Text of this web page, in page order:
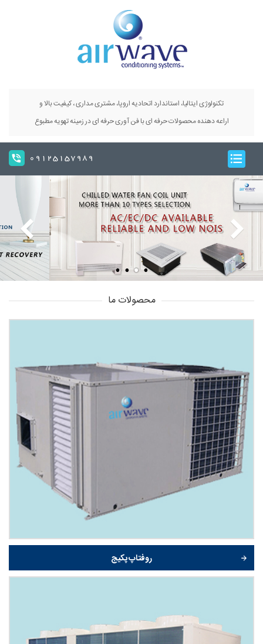
تکنولوژی ایتالیا، استاندارد اتحادیه اروپا، مشتری مداری ، کیفیت بالا و
اراعه دهنده محصولات حرفه ای با فن آوری حرفه ای در زمینه تهویه مطبوع
09125157989
محصولات ما
روفتاپ پکیج